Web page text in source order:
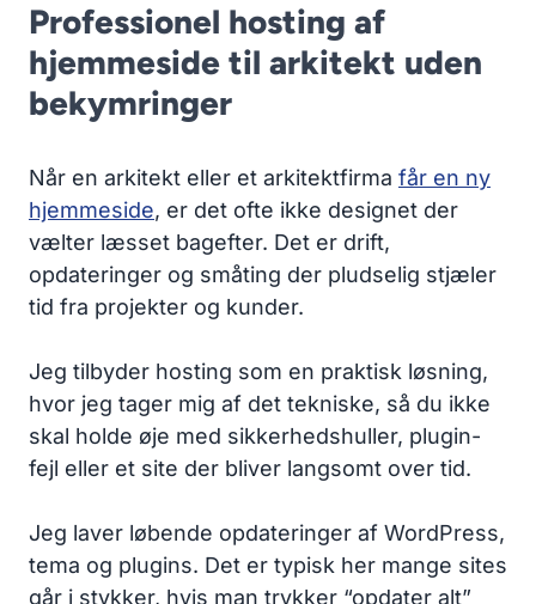
Professionel hosting af
hjemmeside til arkitekt uden
bekymringer
Når en arkitekt eller et arkitektfirma får en ny
hjemmeside, er det ofte ikke designet der
vælter læsset bagefter. Det er drift,
opdateringer og småting der pludselig stjæler
tid fra projekter og kunder.
Jeg tilbyder hosting som en praktisk løsning,
hvor jeg tager mig af det tekniske, så du ikke
skal holde øje med sikkerhedshuller, plugin-
fejl eller et site der bliver langsomt over tid.
Jeg laver løbende opdateringer af WordPress,
tema og plugins. Det er typisk her mange sites
går i stykker, hvis man trykker “opdater alt”